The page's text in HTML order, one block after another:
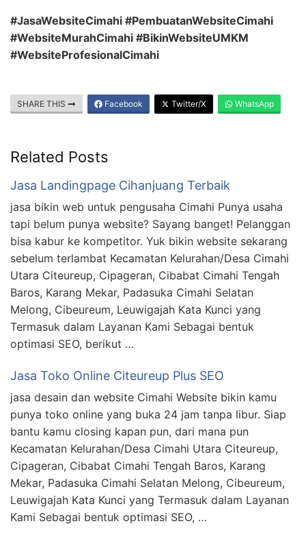
#JasaWebsiteCimahi #PembuatanWebsiteCimahi
#WebsiteMurahCimahi #BikinWebsiteUMKM
#WebsiteProfesionalCimahi
SHARE THIS Facebook Twitter/X WhatsApp
Related Posts
Jasa Landingpage Cihanjuang Terbaik
jasa bikin web untuk pengusaha Cimahi Punya usaha
tapi belum punya website? Sayang banget! Pelanggan
bisa kabur ke kompetitor. Yuk bikin website sekarang
sebelum terlambat Kecamatan Kelurahan/Desa Cimahi
Utara Citeureup, Cipageran, Cibabat Cimahi Tengah
Baros, Karang Mekar, Padasuka Cimahi Selatan
Melong, Cibeureum, Leuwigajah Kata Kunci yang
Termasuk dalam Layanan Kami Sebagai bentuk
optimasi SEO, berikut …
Jasa Toko Online Citeureup Plus SEO
jasa desain dan website Cimahi Website bikin kamu
punya toko online yang buka 24 jam tanpa libur. Siap
bantu kamu closing kapan pun, dari mana pun
Kecamatan Kelurahan/Desa Cimahi Utara Citeureup,
Cipageran, Cibabat Cimahi Tengah Baros, Karang
Mekar, Padasuka Cimahi Selatan Melong, Cibeureum,
Leuwigajah Kata Kunci yang Termasuk dalam Layanan
Kami Sebagai bentuk optimasi SEO, …